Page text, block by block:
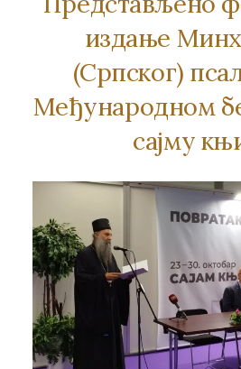
издање
(Српског)
Међународном
сајму